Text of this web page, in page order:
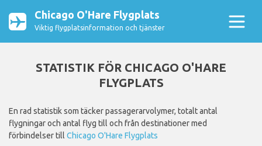
Chicago O'Hare Flygplats
Viktig flygplatsinformation och tjänster
STATISTIK FÖR CHICAGO O'HARE
FLYGPLATS
En rad statistik som täcker passagerarvolymer, totalt antal
flygningar och antal flyg till och från destinationer med
förbindelser till Chicago O'Hare Flygplats